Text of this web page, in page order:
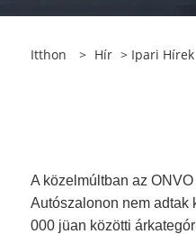
Itthon > Hír > Ipari Hírek
A közelmúltban az
Autószalonon nem adtak
000 jüan közötti